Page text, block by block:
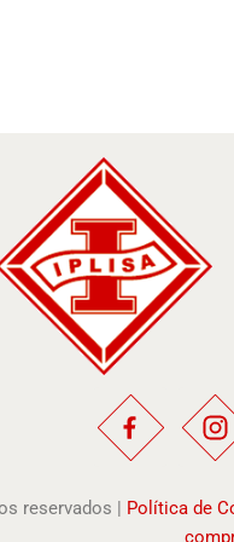
reservados | Política de